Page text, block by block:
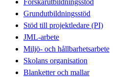
Grundutbildningsstöd
Stöd till projektledare (PI)
JML-arbete
Miljö- och hållbarhetsarbete
Skolans organisation
Blanketter och mallar